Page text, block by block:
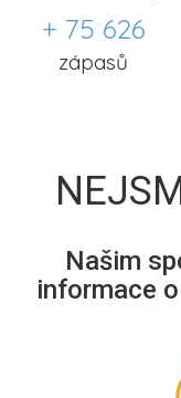
+ 75 626
zápasů
Našim
informace